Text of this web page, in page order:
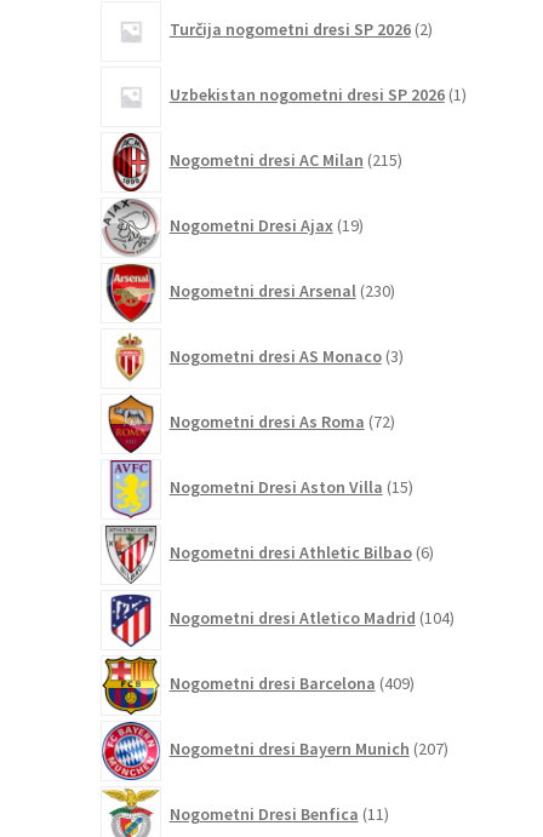
Turčija nogometni dresi SP 2026 2izdelka
Uzbekistan nogometni dresi SP 2026 1izdelek
Nogometni dresi AC Milan 215izdelkov
Nogometni Dresi Ajax 19izdelkov
Nogometni dresi Arsenal 230izdelkov
Nogometni dresi AS Monaco 3izdelki
Nogometni dresi As Roma 72izdelkov
Nogometni Dresi Aston Villa 15izdelkov
Nogometni dresi Athletic Bilbao 6izdelkov
Nogometni dresi Atletico Madrid 104izdelki
Nogometni dresi Barcelona 409izdelkov
Nogometni dresi Bayern Munich 207izdelkov
Nogometni Dresi Benfica 11izdelkov